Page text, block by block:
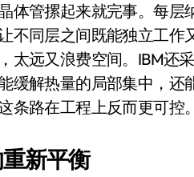
起胖东来，我先不学了——永辉
首次！中国钙钛矿探测器太空“
涨价！K90跳上3099，小米17
上市只是开胃菜：合肥正在下一
低音像白开水？90%的人第一步
体管摞起来就完事。每层
不同层之间既能独立工
太远又浪费空间。IBM还
缓解热量的局部集中，
条路在工程上反而更可控。
新平衡